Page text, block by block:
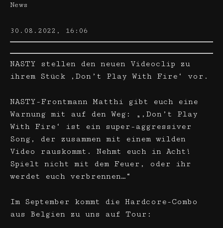
News
30.08.2022, 16:06
NASTY stellen den neuen Videoclip zu
ihrem Stück ‚Don’t Play With Fire‘ vor.
NASTY-Frontmann Matthi gibt euch eine
Warnung mit auf den Weg: „‚Don’t Play
With Fire‘ ist ein super-aggressiver
Song, der zusammen mit einem wilden
Video rauskommt. Nehmt euch in Acht!
Spielt nicht mit dem Feuer, oder ihr
werdet euch verbrennen…“
Im September kommt die Hardcore-Combo
aus Belgien zu uns auf Tour: